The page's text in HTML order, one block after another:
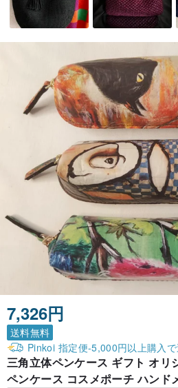
7,326円
送料無料
Pinkoi 指定便-5,000円以上購入
三角立体ペンケース ギフト オリ
ペンケース コスメポーチ ハンド